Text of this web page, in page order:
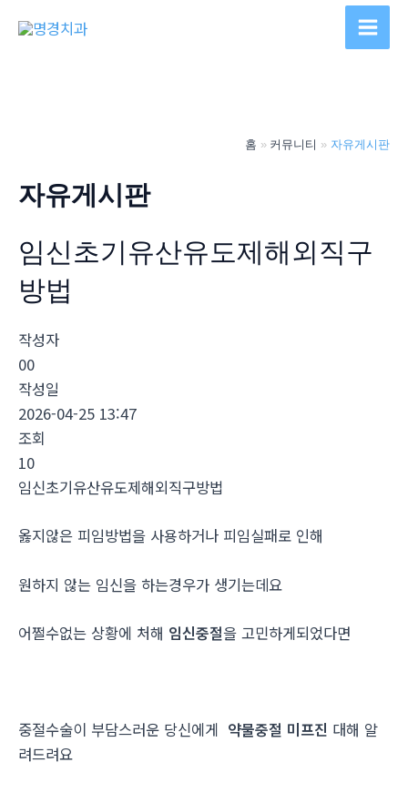
Main
홈 커뮤니티 자유게시판
자유게시판
임신초기유산유도제해외직구
방법
작성자
00
작성일
2026-04-25 13:47
조회
10
임신초기유산유도제해외직구방법
옳지않은 피임방법을 사용하거나 피임실패로 인해
원하지 않는 임신을 하는경우가 생기는데요
어쩔수없는 상황에 처해 임신중절을 고민하게되었다면
중절수술이 부담스러운 당신에게 약물중절 미프진 대해 알
려드려요